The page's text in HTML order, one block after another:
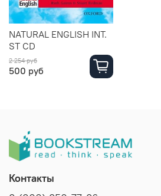
NATURAL ENGLISH INT.
ST CD
2 254 руб
500 руб
Контакты